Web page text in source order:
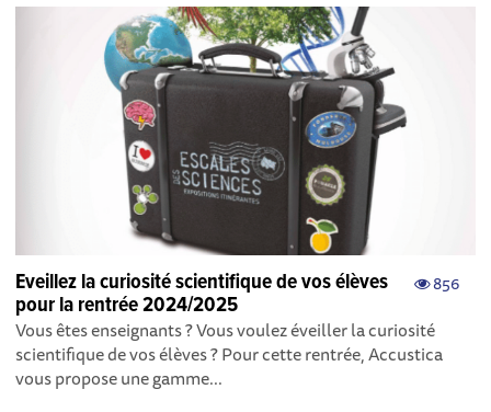
856
Eveillez la curiosité scientifique de vos élèves
pour la rentrée 2024/2025
Vous êtes enseignants ? Vous voulez éveiller la curiosité
scientifique de vos élèves ? Pour cette rentrée, Accustica
vous propose une gamme...